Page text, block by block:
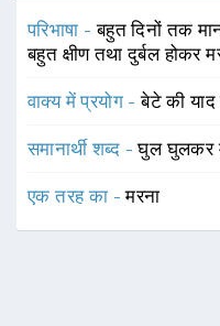
परिभाषा -बहुत दिनों तक
बहुत क्षीण तथा दुर्बल होकर
वाक्य में प्रयोग -बेटे की
समानार्थी शब्द -घुल घुलकर
एक तरह का -मरना